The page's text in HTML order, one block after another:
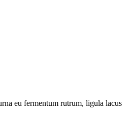
eu fermentum rutrum, ligula lacus